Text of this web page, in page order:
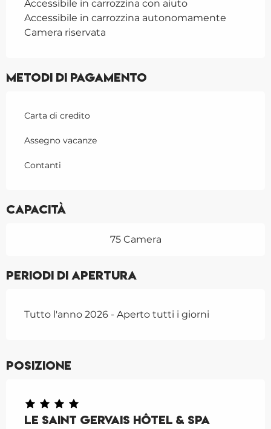
Accessibile in carrozzina con aiuto
Accessibile in carrozzina autonomamente
Camera riservata
Metodi di pagamento
Carta di credito
Assegno vacanze
Contanti
Capacità
75 Camera
Periodi di apertura
Tutto l'anno 2026 - Aperto tutti i giorni
Posizione
Le Saint Gervais Hôtel & Spa